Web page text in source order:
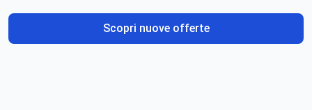
Scopri nuove offerte